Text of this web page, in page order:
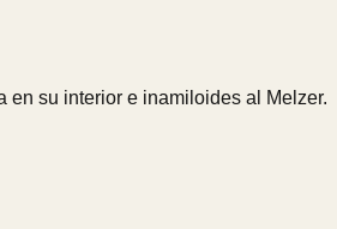
en su interior e inamiloides al Melzer.